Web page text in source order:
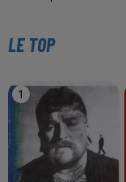
LE TOP
1